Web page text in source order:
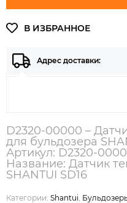
Адрес доставки:
D2320-00000 –
для бульдозера
Артикул: D2320-
Название: Датчик
SHANTUI SD16
Категории: Shantui